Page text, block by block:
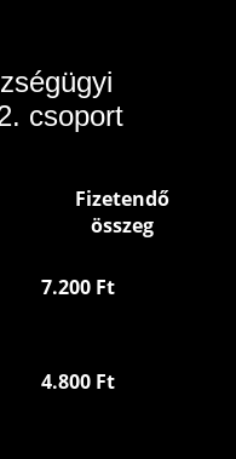
csoport
Fizetendő
összeg
7.200 Ft
4.800 Ft